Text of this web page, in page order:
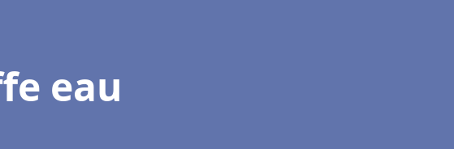
eau